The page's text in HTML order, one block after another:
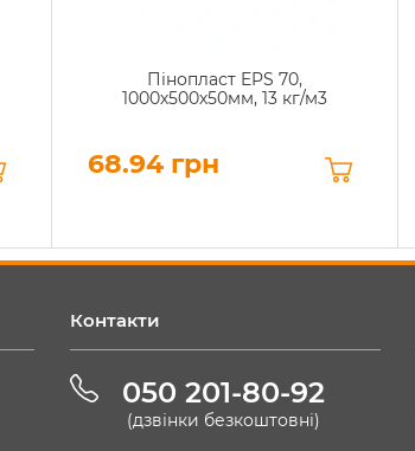
Пінопласт EPS 70,
1000х500х50мм, 13 кг/м3
68.94 грн
Контакти
050 201-80-92
(дзвінки безкоштовні)